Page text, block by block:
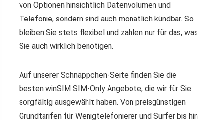
von Optionen hinsichtlich Datenvolumen und
Telefonie, sondern sind auch monatlich kündbar. So
bleiben Sie stets flexibel und zahlen nur für das, was
Sie auch wirklich benötigen.
Auf unserer Schnäppchen-Seite finden Sie die
besten winSIM SIM-Only Angebote, die wir für Sie
sorgfältig ausgewählt haben. Von preisgünstigen
Grundtarifen für Wenigtelefonierer und Surfer bis hin